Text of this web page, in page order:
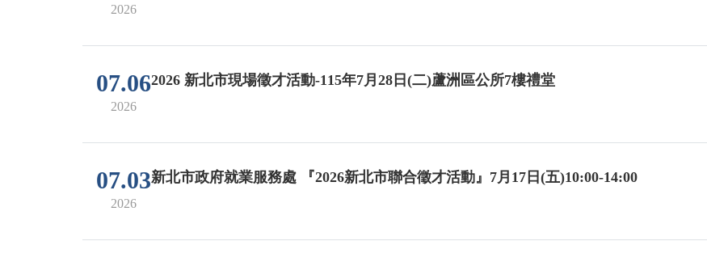
2026
07.06
2026
2026 新北市現場徵才活動-115年7月28日(二)蘆洲區公所7樓禮堂
07.03
2026
新北市政府就業服務處 『2026新北市聯合徵才活動』7月17日(五)10:00-14:00